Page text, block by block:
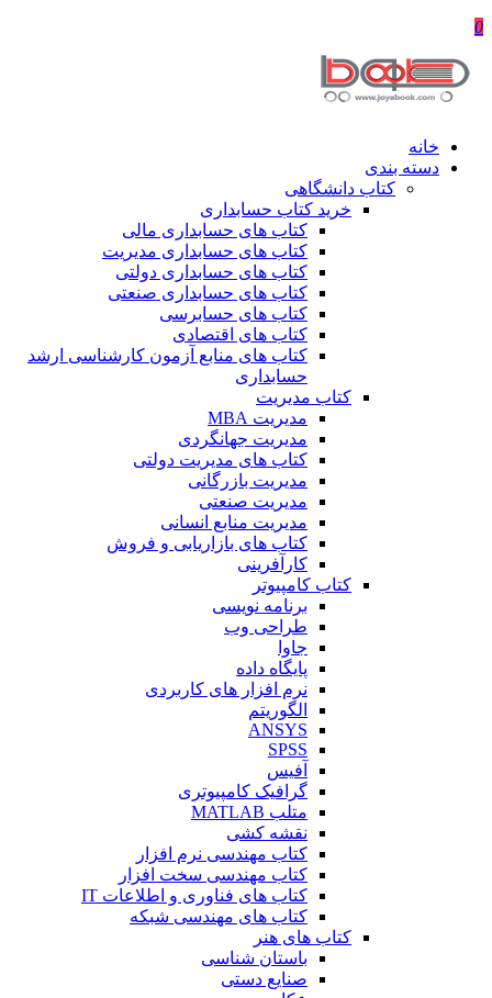
0
خانه
دسته بندی
کتاب دانشگاهی
خرید کتاب حسابداری
کتاب های حسابداری مالی
کتاب های حسابداری مدیریت
کتاب های حسابداری دولتی
کتاب های حسابداری صنعتی
کتاب های حسابرسی
کتاب های اقتصادی
کتاب های منابع آزمون کارشناسی ارشد
حسابداری
کتاب مدیریت
مدیریت MBA
مدیریت جهانگردی
کتاب های مدیریت دولتی
مدیریت بازرگانی
مدیریت صنعتی
مدیریت منابع انسانی
کتاب های بازاریابی و فروش
کارآفرینی
کتاب کامپیوتر
برنامه نویسی
طراحی وب
جاوا
پایگاه داده
نرم افزار های کاربردی
الگوریتم
ANSYS
SPSS
آفیس
گرافیک کامپیوتری
متلب MATLAB
نقشه کشی
کتاب مهندسی نرم افزار
کتاب مهندسی سخت افزار
کتاب های فناوری و اطلاعات IT
کتاب های مهندسی شبکه
کتاب های هنر
باستان شناسی
صنایع دستی